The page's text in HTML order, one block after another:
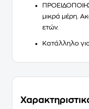
μικρά μέρη.
ετών.
Κατάλληλο